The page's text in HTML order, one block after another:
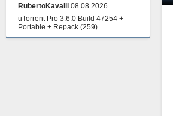
RubertoKavalli 08.08.2026
uTorrent Pro 3.6.0 Build 47254 +
Portable + Repack (259)